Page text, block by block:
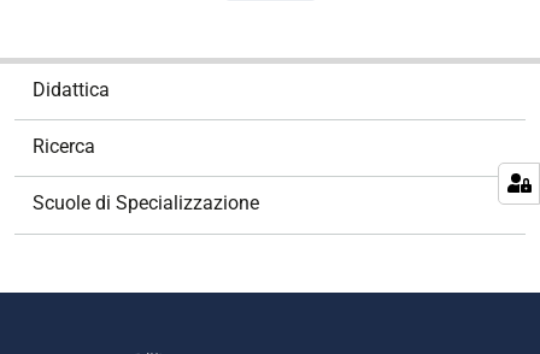
Didattica
Ricerca
Scuole di Specializzazione